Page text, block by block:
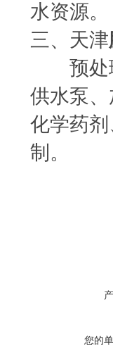
水资源。
三、天津
预处理
供水泵
化学药
制。
您的